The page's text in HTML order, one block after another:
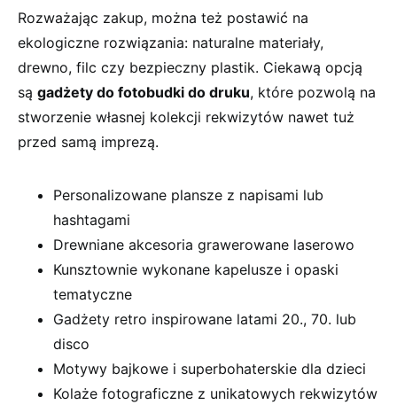
Rozważając zakup, można też postawić na
ekologiczne rozwiązania: naturalne materiały,
drewno, filc czy bezpieczny plastik. Ciekawą opcją
są gadżety do fotobudki do druku, które pozwolą na
stworzenie własnej kolekcji rekwizytów nawet tuż
przed samą imprezą.
Personalizowane plansze z napisami lub
hashtagami
Drewniane akcesoria grawerowane laserowo
Kunsztownie wykonane kapelusze i opaski
tematyczne
Gadżety retro inspirowane latami 20., 70. lub
disco
Motywy bajkowe i superbohaterskie dla dzieci
Kolaże fotograficzne z unikatowych rekwizytów